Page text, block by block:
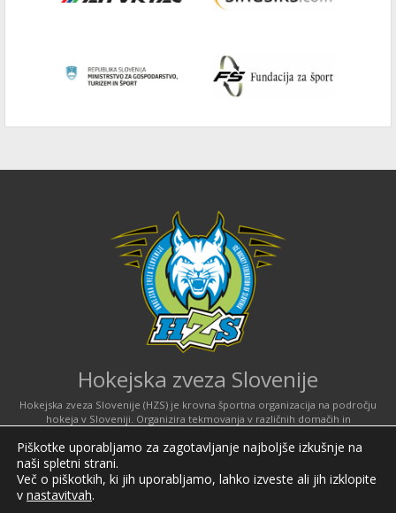
Hokejska zveza Slovenije
Hokejska zveza Slovenije (HZS) je krovna športna organizacija na področju
hokeja v Sloveniji. Organizira tekmovanja v različnih domačih in
slovenske hokejske reprezentance.
Celovška cesta 25
SI-1000 Ljubljana
Piškotke uporabljamo za zagotavljanje najboljše izkušnje na
naši spletni strani.
Več o piškotkih, ki jih uporabljamo, lahko izveste ali jih izklopite
v nastavitvah.